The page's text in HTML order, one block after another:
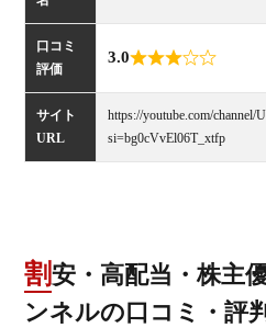
口コミ
評価
3.0
サイト
URL
https://youtube.com/
si=bg0cVvEl06T_xtfp
割安・高配当・株主優待銘柄の分析チャ
ンネルの口コミ・評